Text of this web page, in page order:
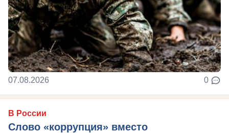
07.08.2026 0
В России
Слово «коррупция» вместо